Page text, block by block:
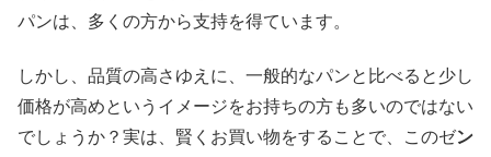
パンは、多くの方から支持を得ています。
しかし、品質の高さゆえに、一般的なパンと比べると少し
価格が高めというイメージをお持ちの方も多いのではない
でしょうか？実は、賢くお買い物をすることで、このゼン